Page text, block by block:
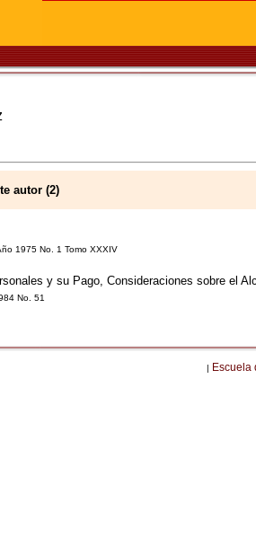
autor (2)
1975 No. 1 Tomo XXXIV
y su Pago, Consideraciones sobre el
No. 51
| Escuela